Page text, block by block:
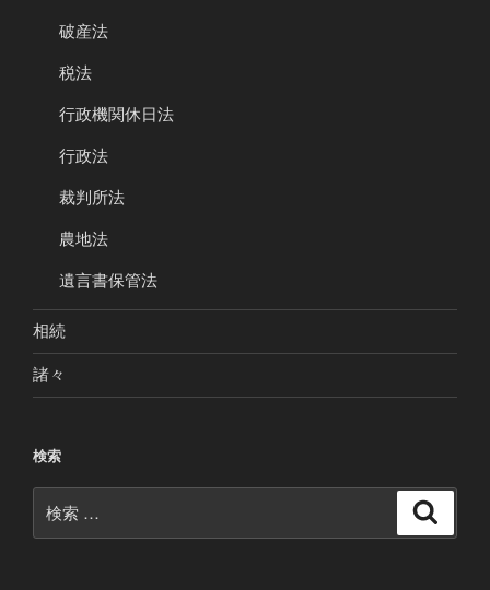
破産法
税法
行政機関休日法
行政法
裁判所法
農地法
遺言書保管法
相続
諸々
検索
索: